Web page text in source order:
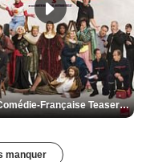
De la Comédie-Française Teaser VF
manquer